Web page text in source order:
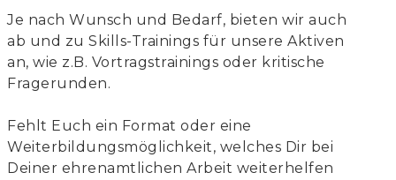
Je nach Wunsch und Bedarf, bieten wir auch
ab und zu Skills-Trainings für unsere Aktiven
an, wie z.B. Vortragstrainings oder kritische
Fragerunden.
Fehlt Euch ein Format oder eine
Weiterbildungsmöglichkeit, welches Dir bei
Deiner ehrenamtlichen Arbeit weiterhelfen